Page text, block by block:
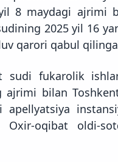
8 maydagi ajrimi
2025 yil 16
qarori qabul
sudi fukarolik
ajrimi bilan
apellyatsiya
oqibat oldi-